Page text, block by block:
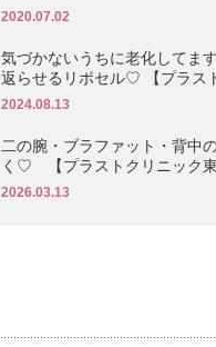
2020.07.02
気づかないうちに老化してま
返らせるリポセル♡ 【プラス
2024.08.13
二の腕・ブラファット・背中
く♡ 【プラストクリニック東
2026.03.13